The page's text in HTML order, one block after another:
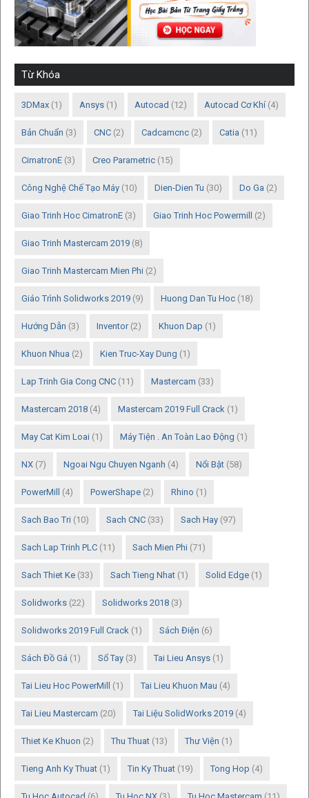
Từ Khóa
3DMax (1) Ansys (1) Autocad (12) Autocad Cơ Khí (4)
Bản Chuẩn (3) CNC (2) Cadcamcnc (2) Catia (11)
CimatronE (3) Creo Parametric (15)
Công Nghệ Chế Tạo Máy (10) Dien-Dien Tu (30) Do Ga (2)
Giao Trinh Hoc CimatronE (3) Giao Trinh Hoc Powermill (2)
Giao Trinh Mastercam 2019 (8)
Giao Trinh Mastercam Mien Phi (2)
Giáo Trình Solidworks 2019 (9) Huong Dan Tu Hoc (18)
Hướng Dẫn (3) Inventor (2) Khuon Dap (1)
Khuon Nhua (2) Kien Truc-Xay Dung (1)
Lap Trinh Gia Cong CNC (11) Mastercam (33)
Mastercam 2018 (4) Mastercam 2019 Full Crack (1)
May Cat Kim Loai (1) Máy Tiện . An Toàn Lao Động (1)
NX (7) Ngoai Ngu Chuyen Nganh (4) Nổi Bật (58)
PowerMill (4) PowerShape (2) Rhino (1)
Sach Bao Tri (10) Sach CNC (33) Sach Hay (97)
Sach Lap Trinh PLC (11) Sach Mien Phi (71)
Sach Thiet Ke (33) Sach Tieng Nhat (1) Solid Edge (1)
Solidworks (22) Solidworks 2018 (3)
Solidworks 2019 Full Crack (1) Sách Điện (6)
Sách Đồ Gá (1) Sổ Tay (3) Tai Lieu Ansys (1)
Tai Lieu Hoc PowerMill (1) Tai Lieu Khuon Mau (4)
Tai Lieu Mastercam (20) Tai Liệu SolidWorks 2019 (4)
Thiet Ke Khuon (2) Thu Thuat (13) Thư Viện (1)
Tieng Anh Ky Thuat (1) Tin Ky Thuat (19) Tong Hop (4)